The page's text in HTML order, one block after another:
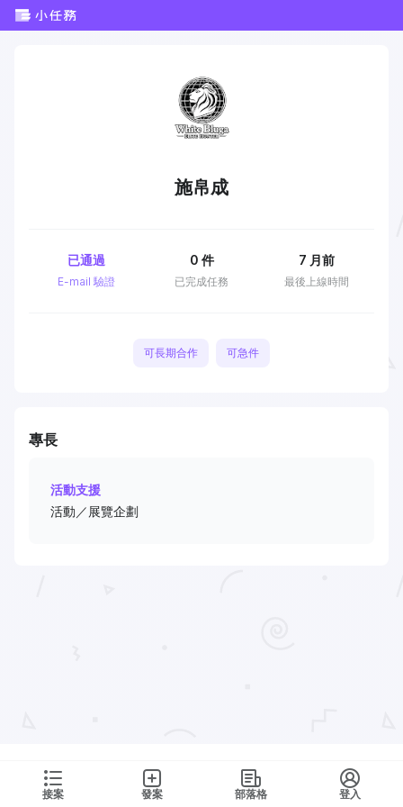
接案 發案 部落格 登入
施帛成
E-mail 驗證
已通過
已完成任務
0 件
最後上線時間
7 月前
可長期合作 可急件
專長
活動支援
活動／展覽企劃